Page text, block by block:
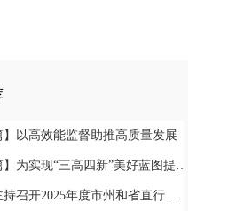
】以高效能监督助推高质量发展
实现“三高四新”美好蓝图提供坚实法治保障
度市州和省直行业系统党（工）委书记抓基层党建工作述职评议会议